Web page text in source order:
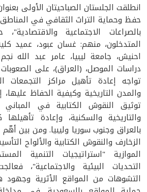
انطلقت الجلستان الصباحيتان الأولى
حفظ وحماية التراث الثقافي في المناطق
بالصراعات الاجتماعية
المتدخلون، منهم: غسان عبود، عميد
احنيش، جامعة ليبيا، عامر عبد الله
دراسات الموصل، (العراق)، على
تواجه إعادة تأهيل مراكز التجمعات
والمدن التاريخية وكيفية الحفاظ
توثيق النقوش الكتابية في المباني
والتاريخية والسكنية، وإعادة
بالعراق وجنوب سوريا وليبيا. ومن بين
الزخارف والنقوش الكتابية والألواح
الموازية "استراتيجيات التنمية
التحديات البيئية والاجتماعية"،
التشوهات من المواقع الأثرية وجهود